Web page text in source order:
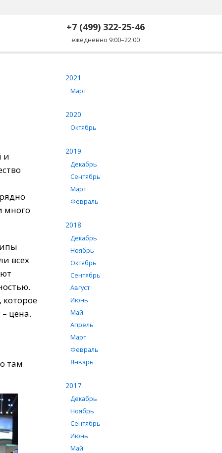
+7 (499) 322-25-46
ежедневно 9:00–22:00
2021
Март
2020
Октябрь
2019
Декабрь
Сентябрь
Март
Февраль
2018
Декабрь
Ноябрь
Октябрь
Сентябрь
Август
Июнь
Май
Апрель
Март
Февраль
Январь
2017
Декабрь
Ноябрь
Сентябрь
Июнь
Май
и
много
всех
.
, которое
– цена.
там